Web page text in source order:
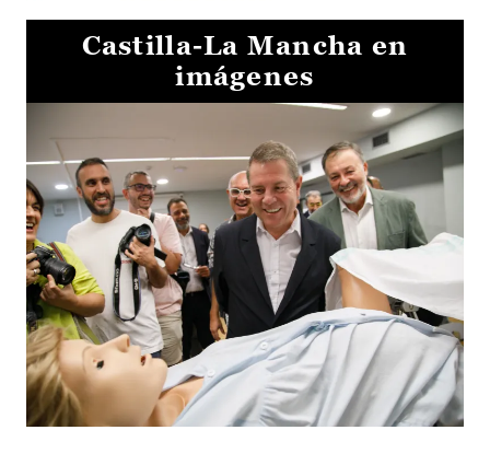
Castilla-La Mancha en
imágenes